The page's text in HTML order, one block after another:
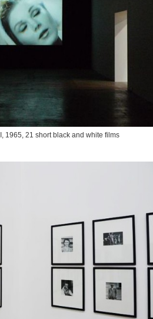
, 1965, 21 short black and white films